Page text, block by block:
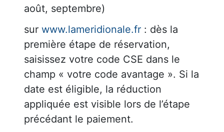
août, septembre)
surwww.lameridionale.fr : dès la
première étape de réservation,
saisissez votre code CSE dans le
champ « votre code avantage ». Si la
date est éligible, la réduction
appliquée est visible lors de l’étape
précédant le paiement.